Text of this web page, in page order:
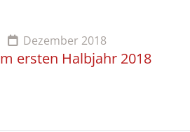
Dezember 2018
ersten Halbjahr 2018